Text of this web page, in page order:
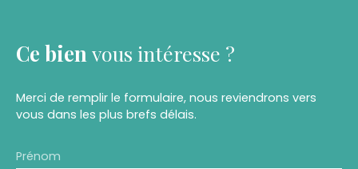
Ce bien vous intéresse ?
Merci de remplir le formulaire, nous reviendrons vers
vous dans les plus brefs délais.
Prénom